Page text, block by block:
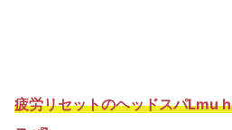
疲労リセットのヘッドスパLmu